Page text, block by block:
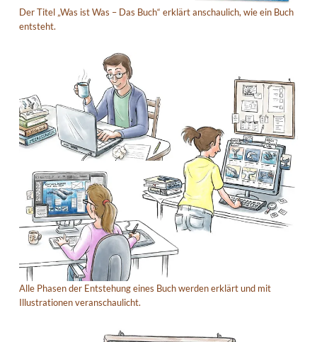
Der Titel „Was ist Was – Das Buch“ erklärt anschaulich, wie ein Buch
entsteht.
Alle Phasen der Entstehung eines Buch werden erklärt und mit
Illustrationen veranschaulicht.